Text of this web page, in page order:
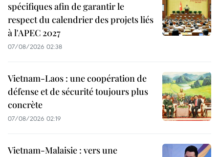
spécifiques afin de garantir le
respect du calendrier des projets liés
à l'APEC 2027
07/08/2026 02:38
Vietnam-Laos : une coopération de
défense et de sécurité toujours plus
concrète
07/08/2026 02:19
Vietnam-Malaisie : vers une